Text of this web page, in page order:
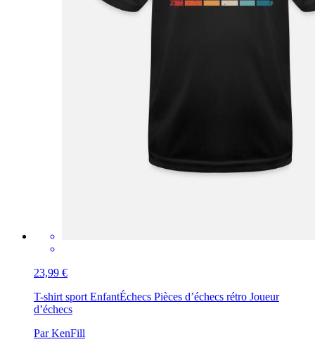
23,99 €
T-shirt sport EnfantÉchecs Pièces d’échecs rétro Joueur
d’échecs
Par KenFill